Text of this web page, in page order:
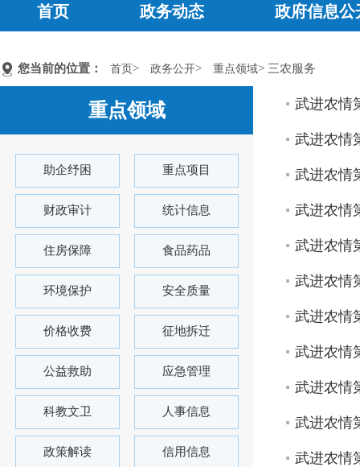
首页 政务动态 政府信息公
您当前的位置： 首页> 政务公开> 重点领域> 三农服务
重点领域
助企纾困 重点项目
财政审计 统计信息
住房保障 食品药品
环境保护 安全质量
价格收费 征地拆迁
公益救助 应急管理
科教文卫 人事信息
政策解读 信用信息
武进农情
武进农情
武进农情
武进农情
武进农情
武进农情
武进农情
武进农情
武进农情
武进农情
武进农情